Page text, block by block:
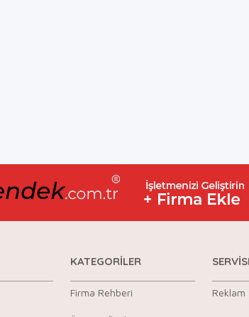
KATEGORİLER
Firma Rehberi Reklam